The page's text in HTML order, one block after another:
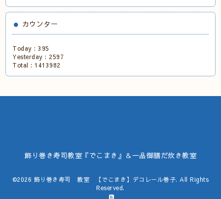
カウンター
Today :395
Yesterday : 2597
Total : 1413982
飾り巻き寿司教室『でこまき』＆一品御膳だ炊き教室
©2026 飾り巻き寿司 教室 【でこまき】デコレール巻子. All Rights
Reserved.